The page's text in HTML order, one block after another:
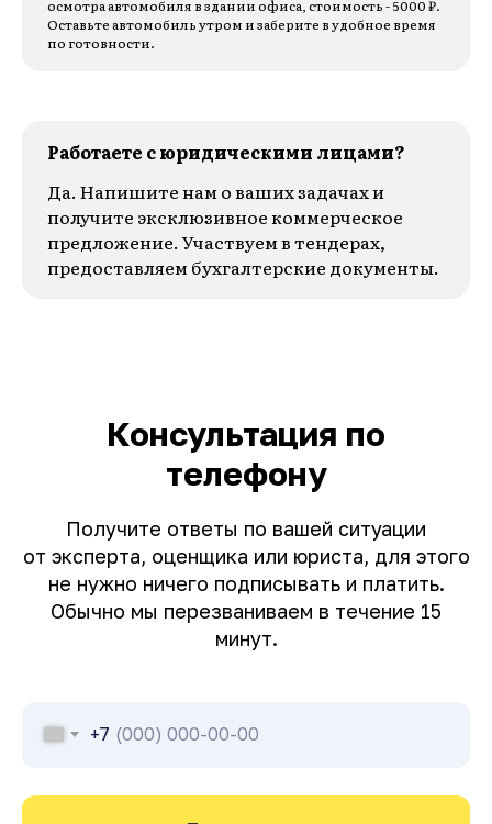
осмотра автомобиля в здании офиса, стоимость - 5000 ₽.
Оставьте автомобиль утром и заберите в удобное время
по готовности.
Работаете с юридическими лицами?
Да. Напишите нам о ваших задачах и
получите эксклюзивное коммерческое
предложение. Участвуем в тендерах,
предоставляем бухгалтерские документы.
Консультация по
телефону
Получите ответы по вашей ситуации
от эксперта, оценщика или юриста, для этого
не нужно ничего подписывать и платить.
Обычно мы перезваниваем в течение 15
минут.
+7